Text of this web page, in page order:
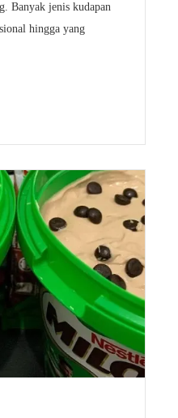
Banyak jenis kudapan
hingga yang